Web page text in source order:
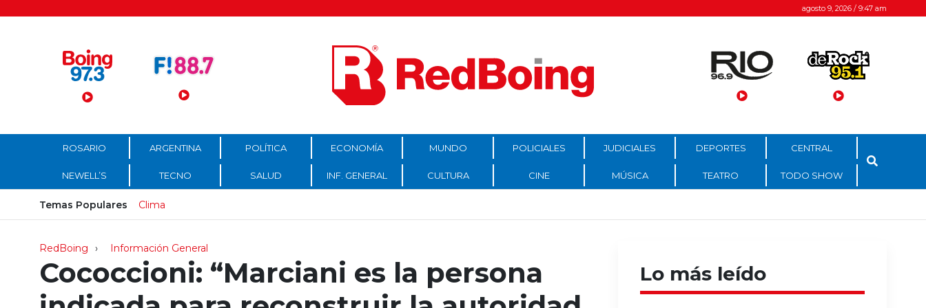
Menú Principal agosto 9, 2026 / 9:47 am
ROSARIO ARGENTINA POLÍTICA ECONOMÍA MUNDO POLICIALES JUDICIALES DEPORTES CENTRAL
NEWELL’S TECNO SALUD INF. GENERAL CULTURA CINE MÚSICA TEATRO TODO SHOW
Temas Populares Clima
RedBoing Información General
Cococcioni: “Marciani es la persona
Lo más leído